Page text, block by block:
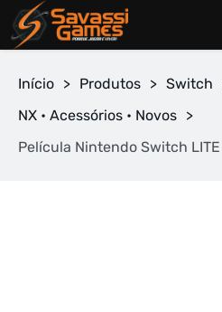
Início > Produtos > Switch
NX • Acessórios • Novos >
Película Nintendo Switch LITE